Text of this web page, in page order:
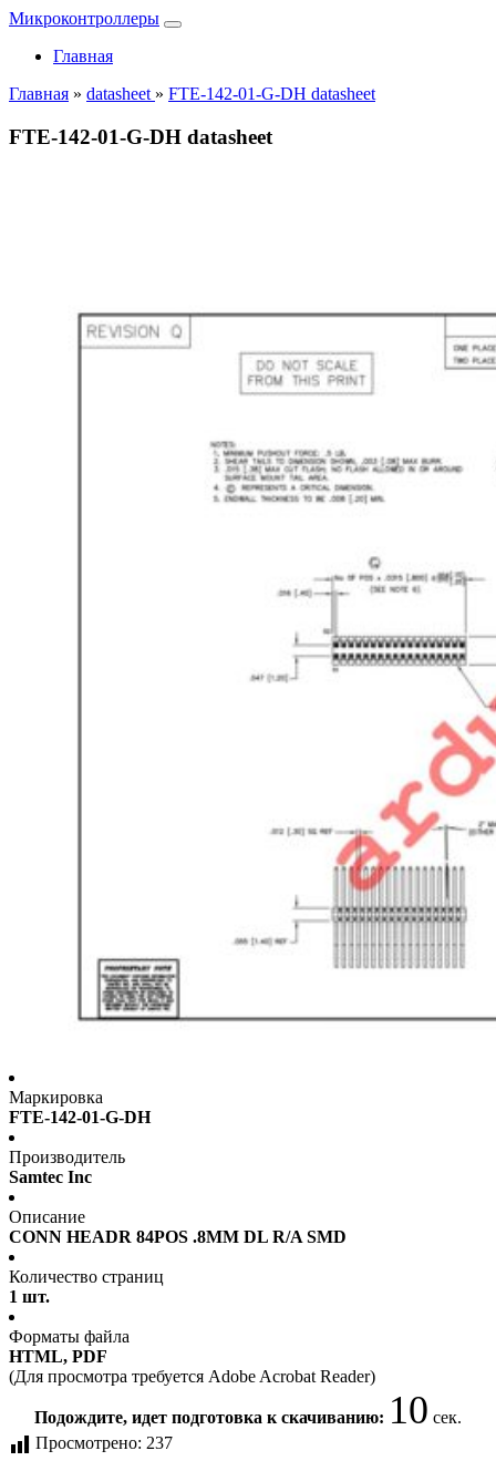
Микроконтроллеры
Главная
Главная » datasheet » FTE-142-01-G-DH datasheet
FTE-142-01-G-DH datasheet
Маркировка
FTE-142-01-G-DH
Производитель
Samtec Inc
Описание
CONN HEADR 84POS .8MM DL R/A SMD
Количество страниц
1 шт.
Форматы файла
HTML, PDF
(Для просмотра требуется Adobe Acrobat Reader)
Подождите, идет подготовка к скачиванию: 10 сек.
Просмотрено: 237